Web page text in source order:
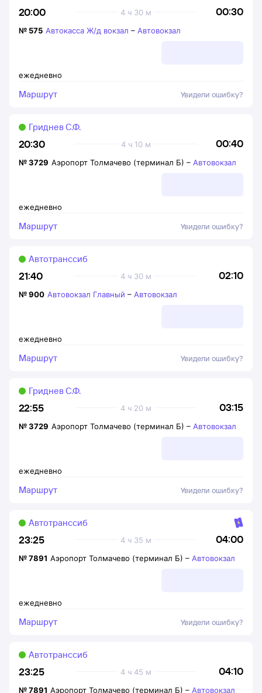
20:00 00:30
4 ч 30 м
ежедневно
№ 575 Автокасса Ж/д вокзал – Автовокзал
Маршрут Увидели ошибку?
20:30 00:40
4 ч 10 м
Гриднев С.Ф.
ежедневно
№3729 Аэропорт Толмачево (терминал Б) – Автовокзал
Маршрут Увидели ошибку?
21:40 02:10
4 ч 30 м
Автотранссиб
ежедневно
№900 Автовокзал Главный – Автовокзал
Маршрут Увидели ошибку?
22:55 03:15
4 ч 20 м
Гриднев С.Ф.
ежедневно
№3729 Аэропорт Толмачево (терминал Б) – Автовокзал
Маршрут Увидели ошибку?
23:25 04:00
4 ч 35 м
Автотранссиб
ежедневно
№7891 Аэропорт Толмачево (терминал Б) – Автовокзал
Маршрут Увидели ошибку?
23:25 04:10
4 ч 45 м
Автотранссиб
№7891 Аэропорт Толмачево (терминал Б) – Автовокзал